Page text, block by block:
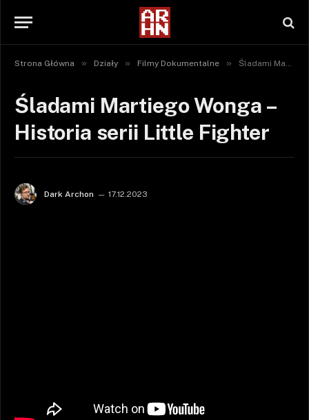
Strona Główna » Działy » Filmy Dokumentalne » Śladami Martiego Wonga – Historia serii Little Fighter
Śladami Martiego Wonga –
Historia serii Little Fighter
Dark Archon 17.12.2023